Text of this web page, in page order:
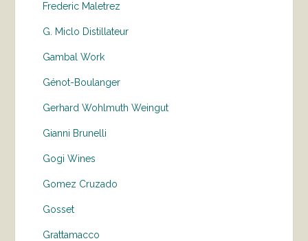
Frederic Maletrez
G. Miclo Distillateur
Gambal Work
Génot-Boulanger
Gerhard Wohlmuth Weingut
Gianni Brunelli
Gogi Wines
Gomez Cruzado
Gosset
Grattamacco